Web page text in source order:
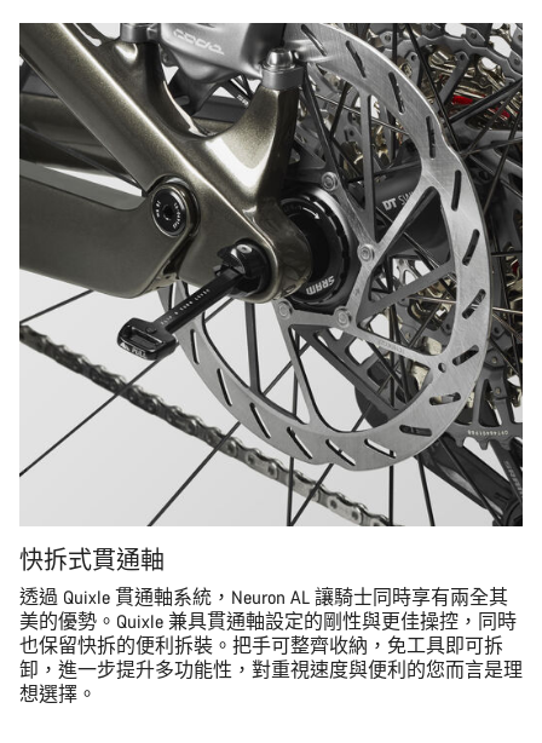
快拆式貫通軸
透過 Quixle 貫通軸系統，Neuron AL 讓騎士同時享有兩全其
美的優勢。Quixle 兼具貫通軸設定的剛性與更佳操控，同時
也保留快拆的便利拆裝。把手可整齊收納，免工具即可拆
卸，進一步提升多功能性，對重視速度與便利的您而言是理
想選擇。
我們的顧客支援專員正等著回答您的問題。
開始聊天
關閉